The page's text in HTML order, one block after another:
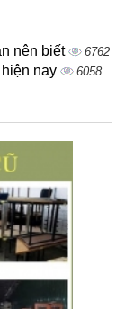
nên biết 6762
nay 6058